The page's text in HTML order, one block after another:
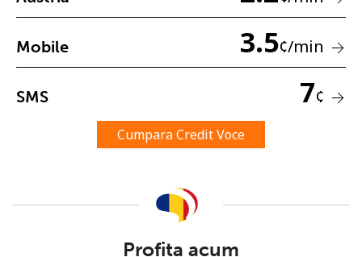
Minim 8 litere
O majuscula si o litera mica
Un simbol/litera speciala
Ramai conectat cu noi pentru a primi toate ofertele pe
Mobile 3.5¢/min
SMS 7¢
Cumpara Credit Voce
Profita acum